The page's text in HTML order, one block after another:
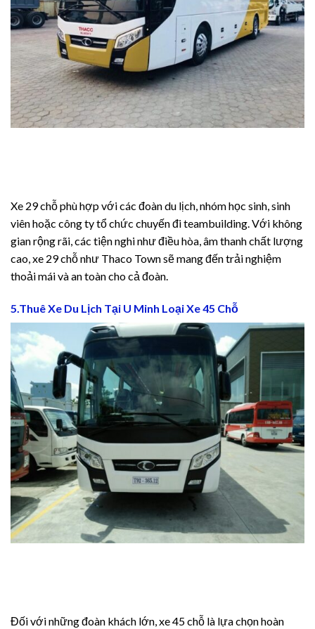
Xe 29 chỗ phù hợp với các đoàn du lịch, nhóm học sinh, sinh
viên hoặc công ty tổ chức chuyến đi teambuilding. Với không
gian rộng rãi, các tiện nghi như điều hòa, âm thanh chất lượng
cao, xe 29 chỗ như Thaco Town sẽ mang đến trải nghiệm
thoải mái và an toàn cho cả đoàn.
5.Thuê Xe Du Lịch Tại U Minh Loại Xe 45 Chỗ
Đối với những đoàn khách lớn, xe 45 chỗ là lựa chọn hoàn